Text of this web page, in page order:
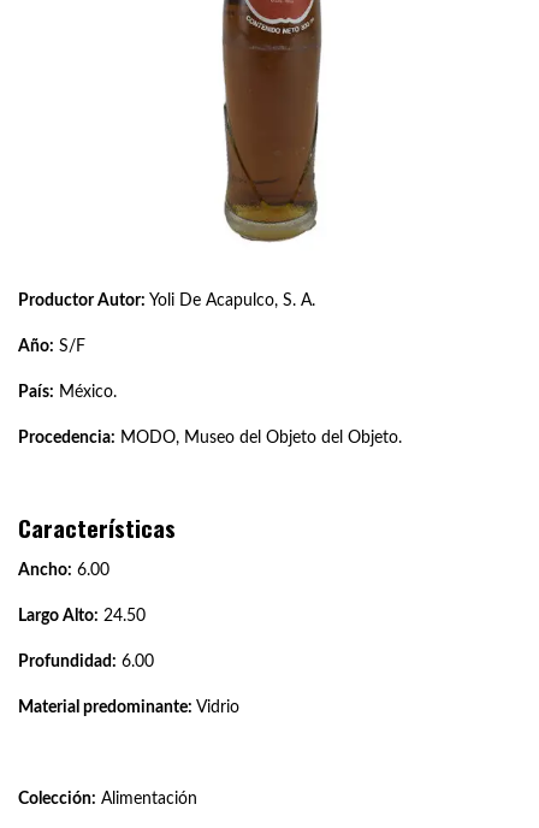
Productor Autor: Yoli De Acapulco, S. A.
Año: S/F
País: México.
Procedencia: MODO, Museo del Objeto del Objeto.
Características
Ancho: 6.00
Largo Alto: 24.50
Profundidad: 6.00
Material predominante: Vidrio
Colección: Alimentación